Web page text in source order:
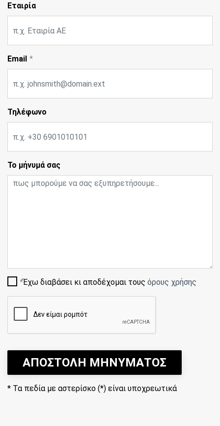
Εταιρία
Email
Τηλέφωνο
Το μήνυμά σας
Έχω διαβάσει κι αποδέχομαι τους όρους χρήσης
ΑΠΟΣΤΟΛΗ ΜΗΝΥΜΑΤΟΣ
* Τα πεδία με αστερίσκο (*) είναι υποχρεωτικά